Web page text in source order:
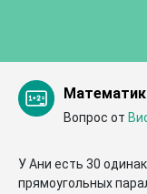
Вопрос от
У Ани есть 30
прямоугольных